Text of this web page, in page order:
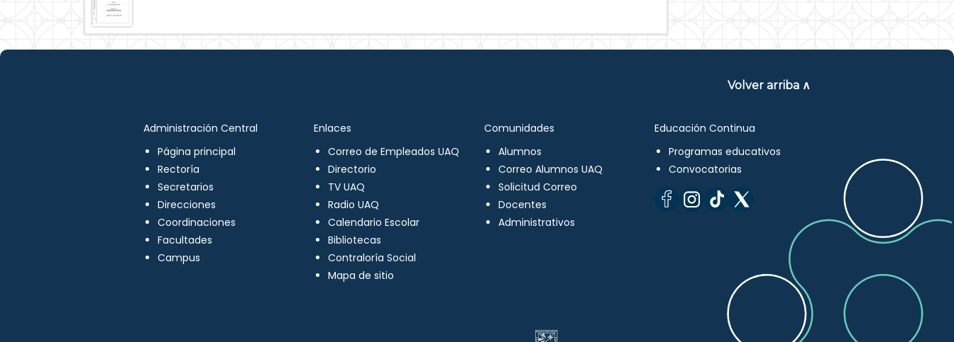
Volver arriba ∧
Administración Central
Página principal
Rectoría
Secretarios
Direcciones
Coordinaciones
Facultades
Campus
Enlaces
Correo de Empleados UAQ
Directorio
TV UAQ
Radio UAQ
Calendario Escolar
Bibliotecas
Contraloría Social
Mapa de sitio
Comunidades
Alumnos
Correo Alumnos UAQ
Solicitud Correo
Docentes
Administrativos
Educación Continua
Programas educativos
Convocatorias